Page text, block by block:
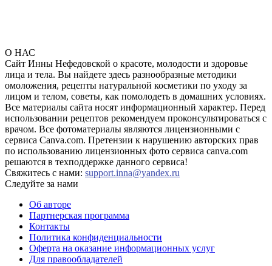
О НАС
Сайт Инны Нефедовской о красоте, молодости и здоровье
лица и тела. Вы найдете здесь разнообразные методики
омоложения, рецепты натуральной косметики по уходу за
лицом и телом, советы, как помолодеть в домашних условиях.
Все материалы сайта носят информационный характер. Перед
использовании рецептов рекомендуем проконсультироваться с
врачом. Все фотоматериалы являются лицензионными с
сервиса Canva.com. Претензии к нарушению авторских прав
по использованию лицензионных фото сервиса canva.com
решаются в техподдержке данного сервиса!
Свяжитесь с нами: support.inna@yandex.ru
Следуйте за нами
Об авторе
Партнерская программа
Контакты
Политика конфиденциальности
Оферта на оказание информационных услуг
Для правообладателей